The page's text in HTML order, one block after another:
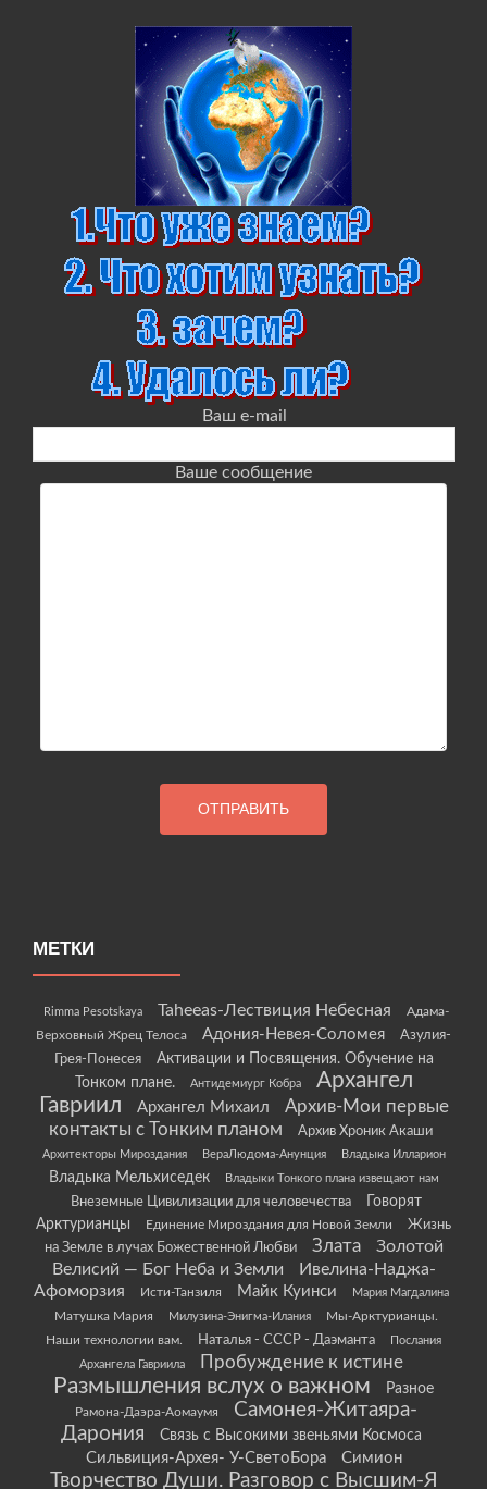
Ваш e-mail
Ваше сообщение
МЕТКИ
Rimma Pesotskaya Taheeas-Лествиция Небесная
Адама-
Верховный Жрец Телоса
Адония-Невея-Соломея
Азулия-
Грея-Понесея
Активации и Посвящения. Обучение на
Тонком плане.
Антидемиург Кобра
Архангел
Гавриил
Архангел Михаил
Архив-Мои первые
контакты с Тонким планом
Архив Хроник Акаши
Архитекторы Мироздания ВераЛюдома-Анунция Владыка Илларион
Владыка Мельхиседек Владыки Тонкого плана извещают нам
Внеземные Цивилизации для человечества
Говорят
Арктурианцы
Единение Мироздания для Новой Земли
Жизнь
на Земле в лучах Божественной Любви
Злата
Золотой
Велисий — Бог Неба и Земли
Ивелина-Наджа-
Афоморзия
Исти-Танзиля Майк Куинси Мария Магдалина
Матушка Мария Милузина-Энигма-Илания
Мы-Арктурианцы.
Наши технологии вам.
Наталья - СССР - Даэманта
Послания
Архангела Гавриила
Пробуждение к истине
Размышления вслух о важном Разное
Рамона-Даэра-Аомаумя
Самонея-Житаяра-
Дарония
Связь с Высокими звеньями Космоса
Сильвиция-Архея- У-СветоБора Симион
Творчество Души. Разговор с Высшим-Я